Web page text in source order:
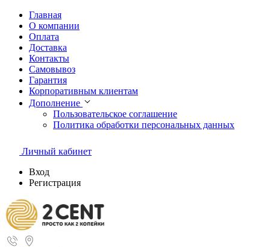
Главная
О компании
Оплата
Доставка
Контакты
Самовывоз
Гарантия
Корпоративным клиентам
Дополнение
Пользовательское соглашение
Политика обработки персональных данных
Личный кабинет
Вход
Регистрация